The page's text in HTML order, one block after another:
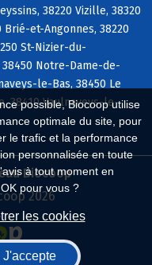
possible, Biocoop utilise
optimale du site, pour
le trafic et la performance
personnalisée en toute
à tout moment en
pour vous ?
les cookies
J'accepte
38220 Vizille, 38320
Brié-et-Angonnes, 38220
St-Nizier-du-
Notre-Dame-de-
le-Bas, 38450 Le
38410 Vaulnaveys-le-
Biocoop
2026